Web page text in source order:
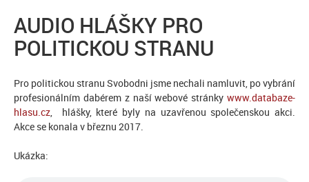
AUDIO HLÁŠKY PRO
POLITICKOU STRANU
Pro politickou stranu Svobodni jsme nechali namluvit, po vybrání
profesionálním dabérem z naší webové stránky www.databaze-
hlasu.cz, hlášky, které byly na uzavřenou společenskou akci.
Akce se konala v březnu 2017.
Ukázka: